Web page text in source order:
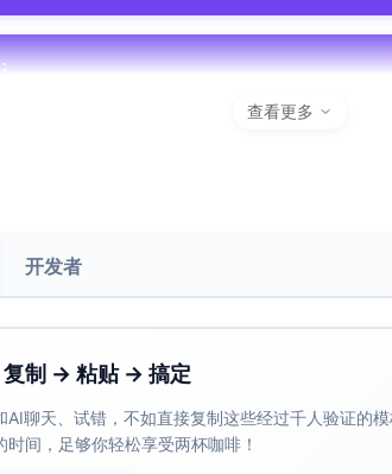
张
：无代码旅程编排、内置CDP统一数据、跨渠道归
付费、部署快与学习成本低
更快上线与更易用的旅程与评分、内置多触点归因、
（评分≥70分）：满足角色/行业匹配（显性评分）+
分：行业（制造/外贸/软件）+15；职位（市场/增
：完成资格通话（≥20分钟）且确认有项目需求与预
（白皮书+案例直播）：以痛点为锚的教育内容，建
：高效创作与增长突破提示词合集”
成本
查看更多
开发者
制 → 粘贴 → 搞定
AI聊天、试错，不如直接复制这些经过千人验证的
间，足够你轻松享受两杯咖啡！